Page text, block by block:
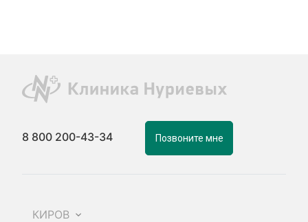
8 800 200-43-34 Позвоните мне
КИРОВ